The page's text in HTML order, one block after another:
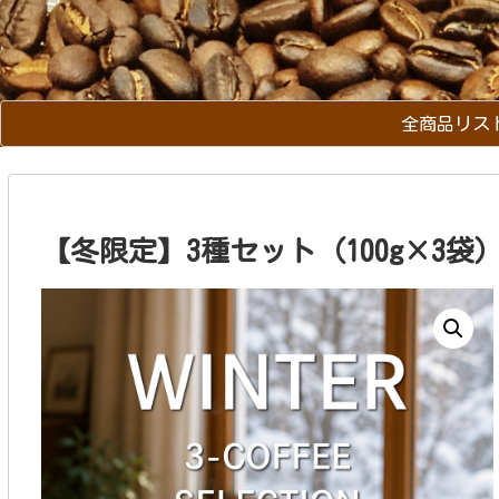
全商品リス
【冬限定】3種セット（100g×3袋